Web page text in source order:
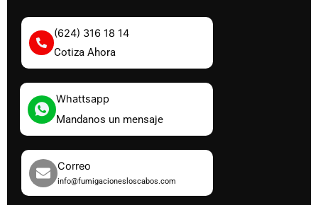
(624) 316 18 14
Cotiza Ahora
Whattsapp
Mandanos un mensaje
Correo
info@fumigacionesloscabos.com